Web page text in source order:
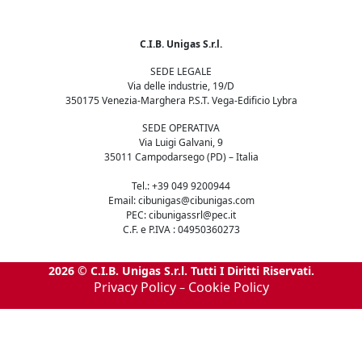
C.I.B. Unigas S.r.l.
SEDE LEGALE
Via delle industrie, 19/D
350175 Venezia-Marghera P.S.T. Vega-Edificio Lybra
SEDE OPERATIVA
Via Luigi Galvani, 9
35011 Campodarsego (PD) – Italia
Tel.: +39 049 9200944
Email: cibunigas@cibunigas.com
PEC: cibunigassrl@pec.it
C.F. e P.IVA : 04950360273
2026 © C.I.B. Unigas S.r.l. Tutti I Diritti Riservati.
Privacy Policy– Cookie Policy